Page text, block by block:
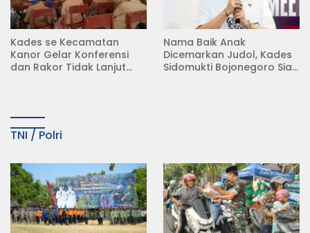
Kades se Kecamatan
Kanor Gelar Konferensi
dan Rakor Tidak Lanjut
Nama Baik Anak
Dicemarkan Judol, Kades
Sidomukti Bojonegoro Siap
TNI / Polri